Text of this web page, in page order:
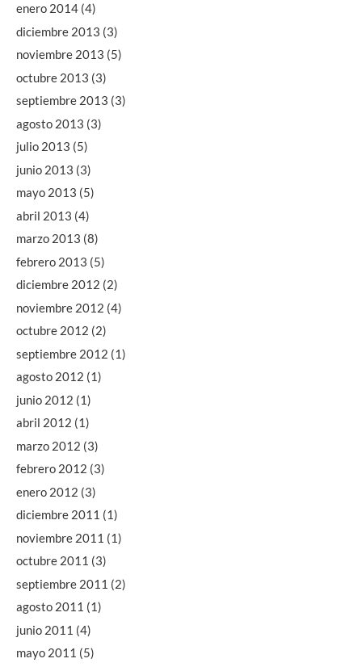
enero 2014 (4)
diciembre 2013 (3)
noviembre 2013 (5)
octubre 2013 (3)
septiembre 2013 (3)
agosto 2013 (3)
julio 2013 (5)
junio 2013 (3)
mayo 2013 (5)
abril 2013 (4)
marzo 2013 (8)
febrero 2013 (5)
diciembre 2012 (2)
noviembre 2012 (4)
octubre 2012 (2)
septiembre 2012 (1)
agosto 2012 (1)
junio 2012 (1)
abril 2012 (1)
marzo 2012 (3)
febrero 2012 (3)
enero 2012 (3)
diciembre 2011 (1)
noviembre 2011 (1)
octubre 2011 (3)
septiembre 2011 (2)
agosto 2011 (1)
junio 2011 (4)
mayo 2011 (5)